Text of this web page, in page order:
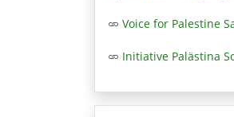
Voice for Palestine
Initiative Palästina